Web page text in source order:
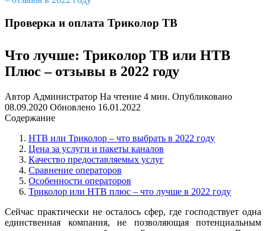
Проверка и оплата Триколор ТВ
Что лучше: Триколор ТВ или НТВ
Плюс – отзывы в 2022 году
Автор Администратор На чтение 4 мин. Опубликовано
08.09.2020 Обновлено 16.01.2022
Содержание
НТВ или Триколор – что выбрать в 2022 году
Цена за услуги и пакеты каналов
Качество предоставляемых услуг
Сравнение операторов
Особенности операторов
Триколор или НТВ плюс – что лучше в 2022 году
Сейчас практически не осталось сфер, где господствует одна
единственная компания, не позволяющая потенциальным